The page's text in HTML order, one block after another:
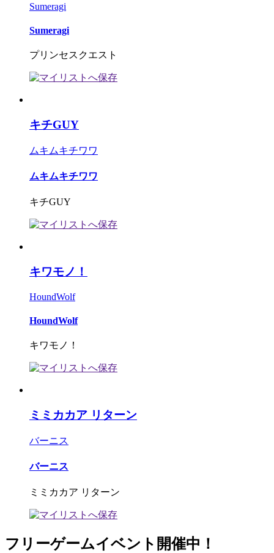
Sumeragi
Sumeragi
プリンセスクエスト
キチGUY
ムキムキチワワ
ムキムキチワワ
キチGUY
キワモノ！
HoundWolf
HoundWolf
キワモノ！
ミミカカア リターン
バーニス
バーニス
ミミカカア リターン
フリーゲームイベント開催中！